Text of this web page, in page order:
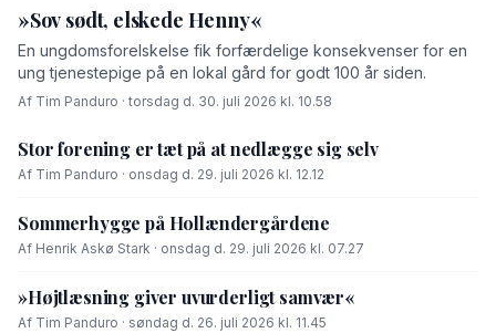
»Sov sødt, elskede Henny«
En ungdomsforelskelse fik forfærdelige konsekvenser for en
ung tjenestepige på en lokal gård for godt 100 år siden.
Af Tim Panduro · torsdag d. 30. juli 2026 kl. 10.58
Stor forening er tæt på at nedlægge sig selv
Af Tim Panduro · onsdag d. 29. juli 2026 kl. 12.12
Sommerhygge på Hollændergårdene
Af Henrik Askø Stark · onsdag d. 29. juli 2026 kl. 07.27
»Højtlæsning giver uvurderligt samvær«
Af Tim Panduro · søndag d. 26. juli 2026 kl. 11.45